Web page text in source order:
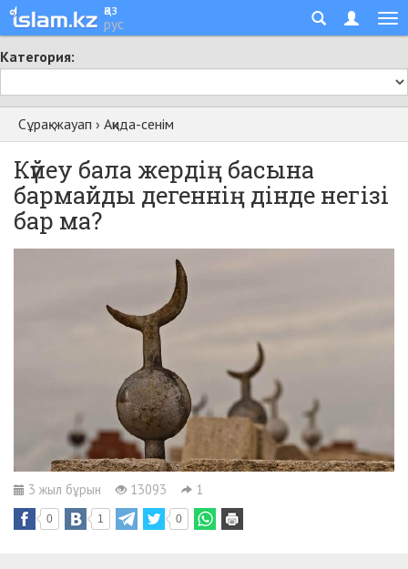
қаз
рус
Категория:
Сұрақ-жауап › Ақида-сенім
Күйеу бала жердің басына
бармайды дегеннің дінде негізі
бар ма?
3 жыл бұрын 13093 1
0 1 0